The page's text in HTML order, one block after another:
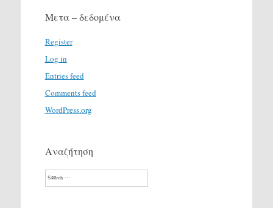
Μετα – δεδομένα
Register
Log in
Entries feed
Comments feed
WordPress.org
Αναζήτηση
Search